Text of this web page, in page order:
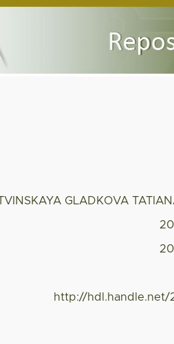
GLADKOVA
http://hdl.handle.net/